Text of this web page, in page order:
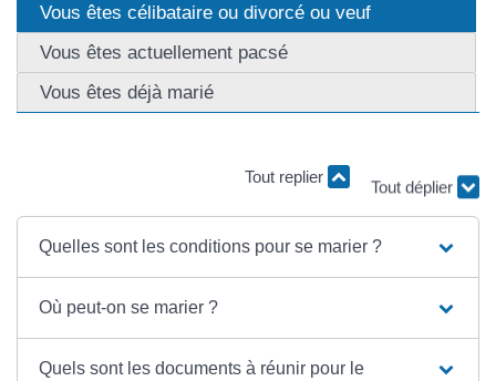
Vous êtes célibataire ou divorcé ou veuf
Vous êtes actuellement pacsé
Vous êtes déjà marié
Tout replier
Tout déplier
Quelles sont les conditions pour se marier ?
Où peut-on se marier ?
Quels sont les documents à réunir pour le